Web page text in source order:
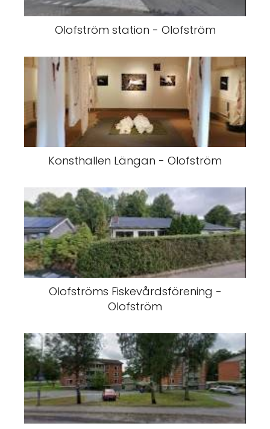
Olofström station - Olofström
Konsthallen Längan - Olofström
Olofströms Fiskevårdsförening -
Olofström